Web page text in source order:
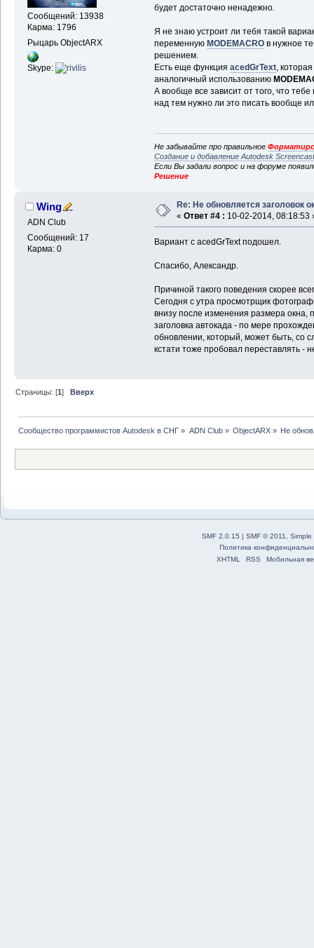
Сообщений: 13938
Карма: 1796
Рыцарь ObjectARX
Skype:
будет достаточно ненадежно.
Я не знаю устроит ли тебя такой
переменную MODEMACROв нужное
решением.
Есть еще функция acedGrText,
аналогичный использованию
А вообще все зависит от того, что
над тем нужно ли это писать вообще
Не забывайте про правильное
Создание и добавление Autodesk
Если Вы задали вопрос и на форуме
Решение
Wing
ADN Club
Сообщений: 17
Карма: 0
Re: Не обновляется заголовок
« Ответ #4 : 10-02-2014, 08:18:53
Вариант с acedGrText подошел.
Спасибо, Александр.
Причиной такого поведения скорее
Сегодня с утра просмотрщик
внизу после изменения размера окна,
заголовка автокада - по мере
обновлении, который, может быть, со
кстати тоже пробовал переставлять -
Страницы: [1]Вверх
Сообщество программистов Autodesk в СНГ » ADN Club» ObjectARX» Не
SMF 2.0.15 | SMF © 2011
Simple
Политика
XHTML
RSS Мобильная